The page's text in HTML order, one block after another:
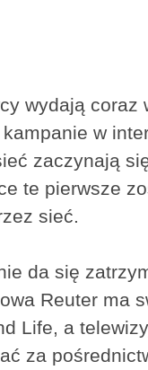
wydają coraz
w
zaczynają
te pierwsze
sieć.
da się
Reuter ma
Life, a
za